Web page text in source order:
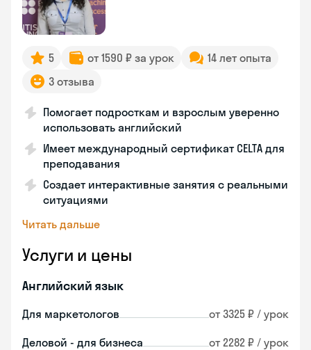
5 от 1590 ₽ за урок
14 лет опыта
3 отзыва
Помогает подросткам и взрослым уверенно
использовать английский
Имеет международный сертификат CELTA для
преподавания
Создает интерактивные занятия с реальными
ситуациями
Читать дальше
Услуги и цены
Английский язык
Для маркетологов от 3325 ₽ / урок
Деловой - для бизнеса от 2282 ₽ / урок